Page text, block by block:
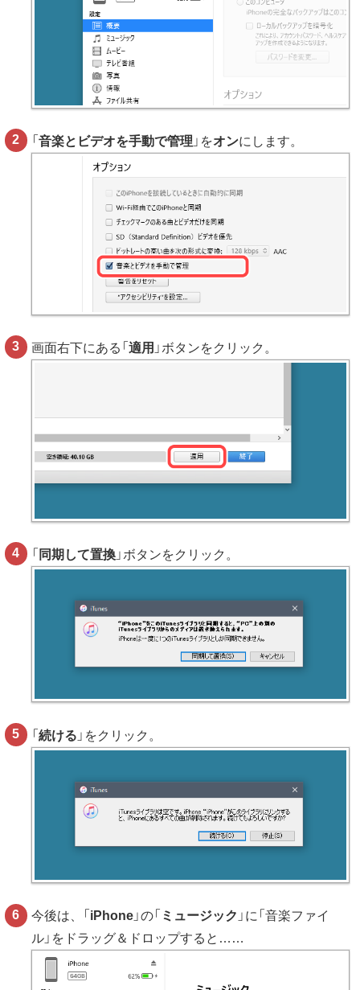
「音楽とビデオを手動で管理 」をオンにします。
画面右下にある「適用 」ボタンをクリック。
「 同期して置換 」ボタンをクリック。
「続ける 」をクリック。
今後は、「 iPhone 」の「 ミュージック 」に「音楽ファイ
ル」をドラッグ＆ドロップすると……